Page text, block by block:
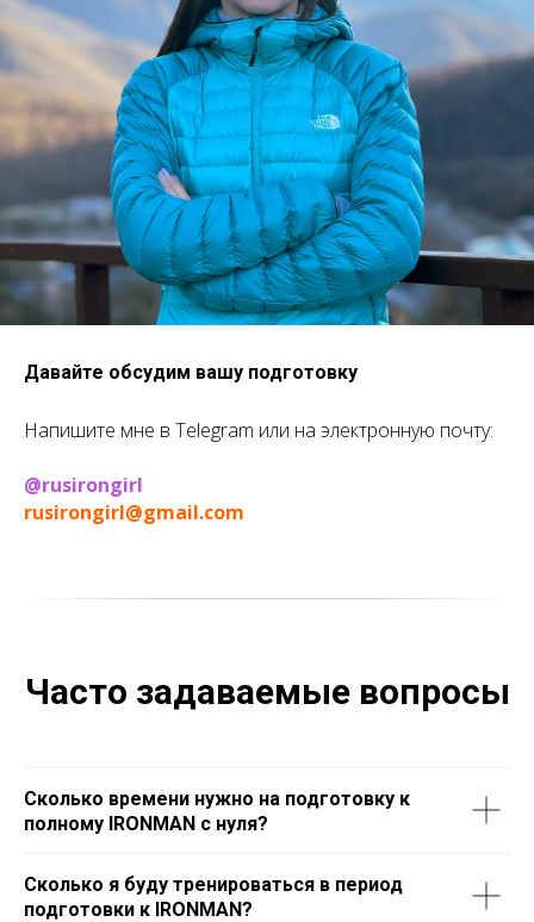
Давайте обсудим вашу подготовку
Напишите мне в Telegram или на электронную почту:
@rusirongirl
rusirongirl@gmail.com
Часто задаваемые вопросы
Сколько времени нужно на подготовку к
полному IRONMAN с нуля?
Сколько я буду тренироваться в период
подготовки к IRONMAN?